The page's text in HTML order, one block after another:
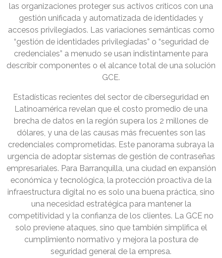
las organizaciones proteger sus activos críticos con una
gestión unificada y automatizada de identidades y
accesos privilegiados. Las variaciones semánticas como
“gestión de identidades privilegiadas” o “seguridad de
credenciales” a menudo se usan indistintamente para
describir componentes o el alcance total de una solución
GCE.
Estadísticas recientes del sector de ciberseguridad en
Latinoamérica revelan que el costo promedio de una
brecha de datos en la región supera los 2 millones de
dólares, y una de las causas más frecuentes son las
credenciales comprometidas. Este panorama subraya la
urgencia de adoptar sistemas de gestión de contraseñas
empresariales. Para Barranquilla, una ciudad en expansión
económica y tecnológica, la protección proactiva de la
infraestructura digital no es solo una buena práctica, sino
una necesidad estratégica para mantener la
competitividad y la confianza de los clientes. La GCE no
solo previene ataques, sino que también simplifica el
cumplimiento normativo y mejora la postura de
seguridad general de la empresa.